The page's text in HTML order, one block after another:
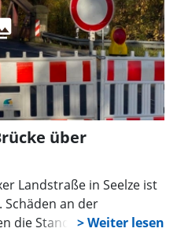
über
Landstraße in Seelze ist
an der
die Standsicherheit. Eine